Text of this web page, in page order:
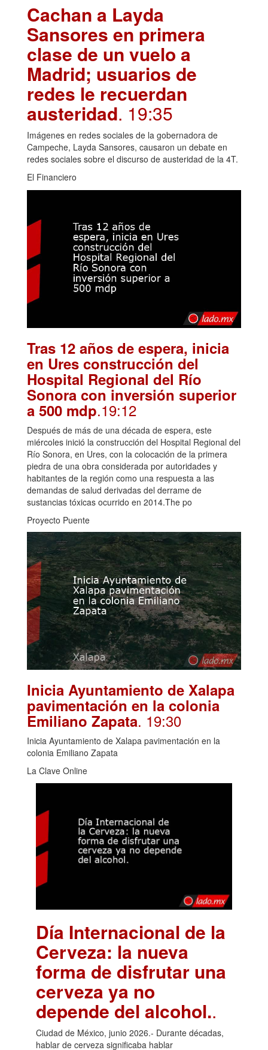
Cachan a Layda
Sansores en primera
clase de un vuelo a
Madrid; usuarios de
redes le recuerdan
austeridad. 19:35
Imágenes en redes sociales de la gobernadora de
Campeche, Layda Sansores, causaron un debate en
redes sociales sobre el discurso de austeridad de la 4T.
El Financiero
Tras 12 años de espera, inicia
en Ures construcción del
Hospital Regional del Río
Sonora con inversión superior
a 500 mdp.19:12
Después de más de una década de espera, este
miércoles inició la construcción del Hospital Regional del
Río Sonora, en Ures, con la colocación de la primera
piedra de una obra considerada por autoridades y
habitantes de la región como una respuesta a las
demandas de salud derivadas del derrame de
sustancias tóxicas ocurrido en 2014.The po
Proyecto Puente
Inicia Ayuntamiento de Xalapa
pavimentación en la colonia
Emiliano Zapata. 19:30
Inicia Ayuntamiento de Xalapa pavimentación en la
colonia Emiliano Zapata
La Clave Online
Día Internacional de la
Cerveza: la nueva
forma de disfrutar una
cerveza ya no
depende del alcohol..
Ciudad de México, junio 2026.- Durante décadas,
hablar de cerveza significaba hablar